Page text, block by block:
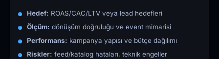
Hedef: ROAS/CAC/LTV veya lead hedefleri
Ölçüm: dönüşüm doğruluğu ve event mimarisi
Performans: kampanya yapısı ve bütçe dağılımı
Riskler: feed/katalog hataları, teknik engeller